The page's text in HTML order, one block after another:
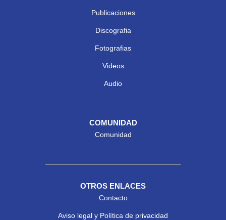
Publicaciones
Discografia
Fotografias
Videos
Audio
COMUNIDAD
Comunidad
OTROS ENLACES
Contacto
Aviso legal y Política de privacidad